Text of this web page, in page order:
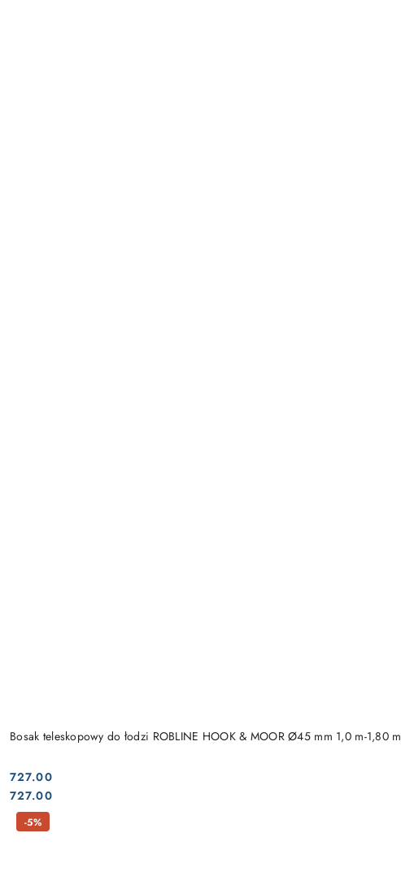
Bosak teleskopowy do łodzi ROBLINE HOOK & MOOR Ø45 mm 1,0 m-1,80 m
Cena:
727.00
Cena:
727.00
-5%